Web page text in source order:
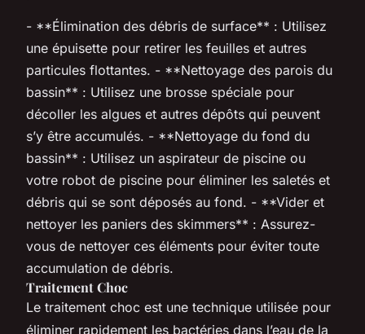
- **Élimination des débris de surface** : Utilisez
une épuisette pour retirer les feuilles et autres
particules flottantes. - **Nettoyage des parois du
bassin** : Utilisez une brosse spéciale pour
décoller les algues et autres dépôts qui peuvent
s’y être accumulés. - **Nettoyage du fond du
bassin** : Utilisez un aspirateur de piscine ou
votre robot de piscine pour éliminer les saletés et
débris qui se sont déposés au fond. - **Vider et
nettoyer les paniers des skimmers** : Assurez-
vous de nettoyer ces éléments pour éviter toute
accumulation de débris.
Traitement Choc
Le traitement choc est une technique utilisée pour
éliminer rapidement les bactéries dans l’eau de la